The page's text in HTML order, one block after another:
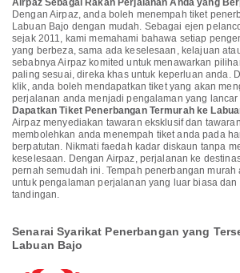
Airpaz Sebagai Rakan Perjalanan Anda yang
Dengan Airpaz, anda boleh menempah tiket
Labuan Bajo dengan mudah. Sebagai ejen
sejak 2011, kami memahami bahawa setiap
yang berbeza, sama ada keselesaan, kelajuan
sebabnya Airpaz komited untuk menawarkan
paling sesuai, direka khas untuk keperluan anda.
klik, anda boleh mendapatkan tiket yang akan
perjalanan anda menjadi pengalaman yang
Dapatkan Tiket Penerbangan Termurah ke
Airpaz menyediakan tawaran eksklusif dan
membolehkan anda menempah tiket anda pada
berpatutan. Nikmati faedah kadar diskaun tanpa
keselesaan. Dengan Airpaz, perjalanan ke
pernah semudah ini. Tempah penerbangan murah
untuk pengalaman perjalanan yang luar biasa
tandingan.
Senarai Syarikat Penerbangan yang
Labuan Bajo